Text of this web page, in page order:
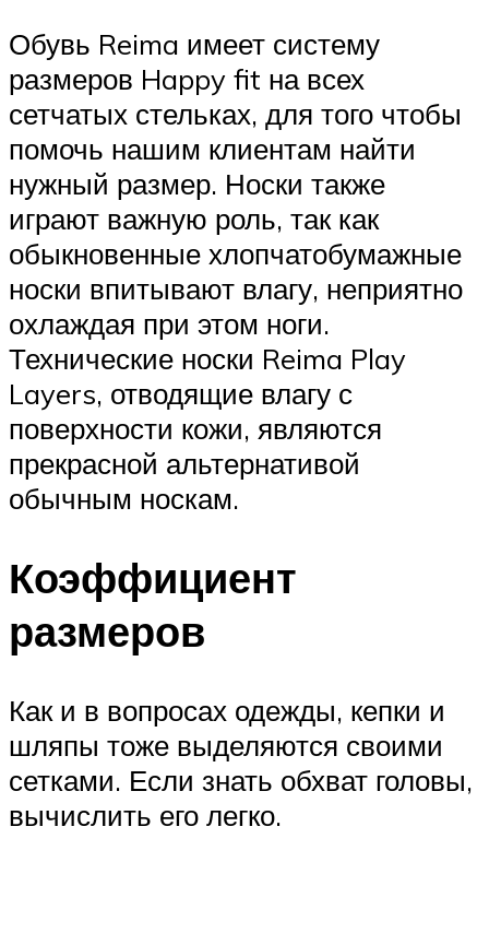
Обувь Reima имеет систему
размеров Happy fit на всех
сетчатых стельках, для того чтобы
помочь нашим клиентам найти
нужный размер. Носки также
играют важную роль, так как
обыкновенные хлопчатобумажные
носки впитывают влагу, неприятно
охлаждая при этом ноги.
Технические носки Reima Play
Layers, отводящие влагу с
поверхности кожи, являются
прекрасной альтернативой
обычным носкам.
Коэффициент
размеров
Как и в вопросах одежды, кепки и
шляпы тоже выделяются своими
сетками. Если знать обхват головы,
вычислить его легко.